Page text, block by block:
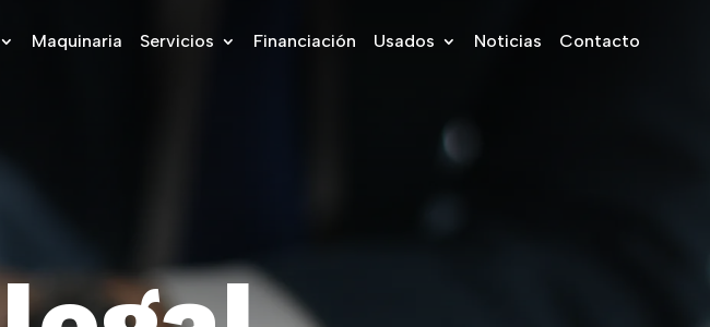
Maquinaria Servicios Financiación Usados Noticias Contacto